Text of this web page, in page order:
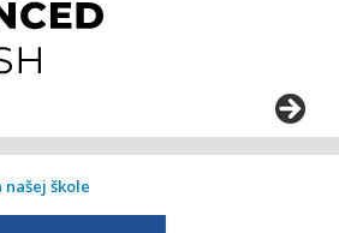
škole